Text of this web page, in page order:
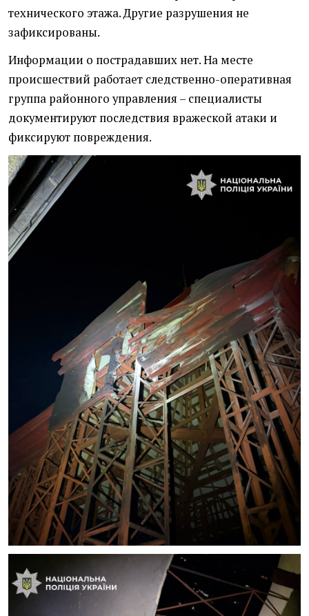
технического этажа. Другие разрушения не
зафиксированы.
Информации о пострадавших нет. На месте
происшествий работает следственно-оперативная
группа районного управления – специалисты
документируют последствия вражеской атаки и
фиксируют повреждения.